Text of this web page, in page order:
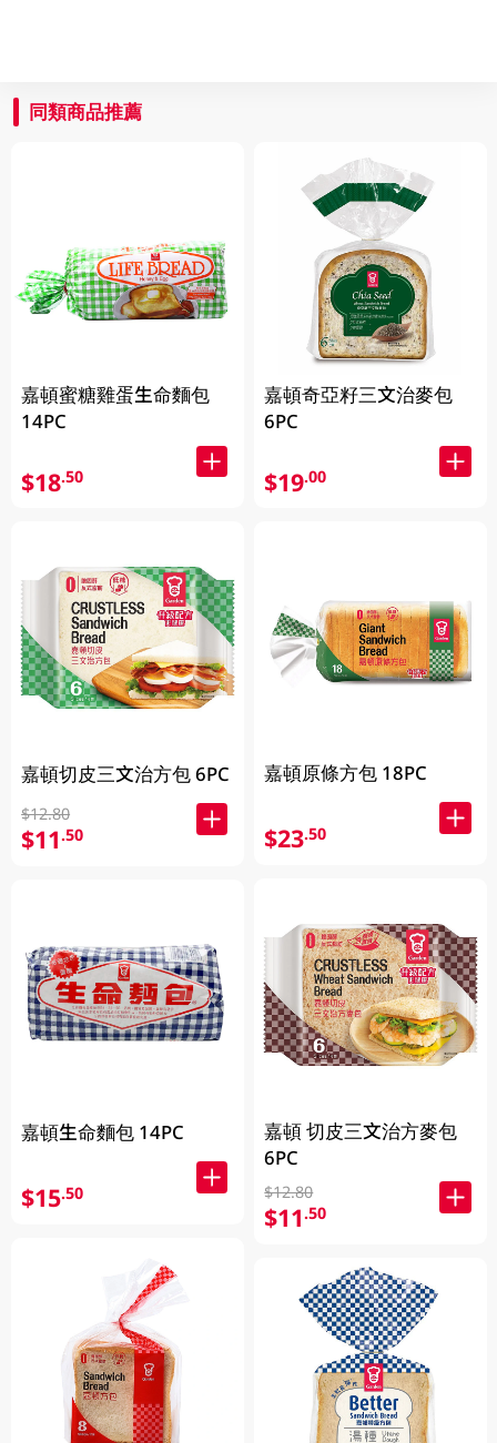
同類商品推薦
嘉頓蜜糖雞蛋生命麵包
14PC
$18.50
嘉頓切皮三文治方包 6PC
$12.80
$11.50
嘉頓生命麵包 14PC
$15.50
嘉頓奇亞籽三文治麥包
6PC
$19.00
嘉頓原條方包 18PC
$23.50
嘉頓 切皮三文治方麥包
6PC
$12.80
$11.50